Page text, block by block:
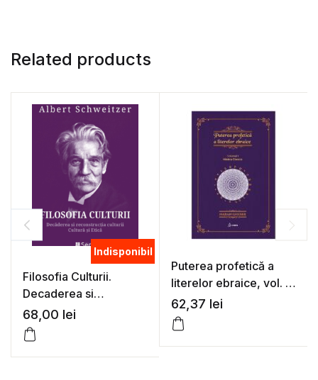
Related products
Indisponibil
Filosofia Culturii.
Decaderea si
reconstructia culturii –
Cultura si Etica
68,00 lei
Puterea profetică a
literelor ebraice, vol. 1
– Naran Gheser
62,37 lei